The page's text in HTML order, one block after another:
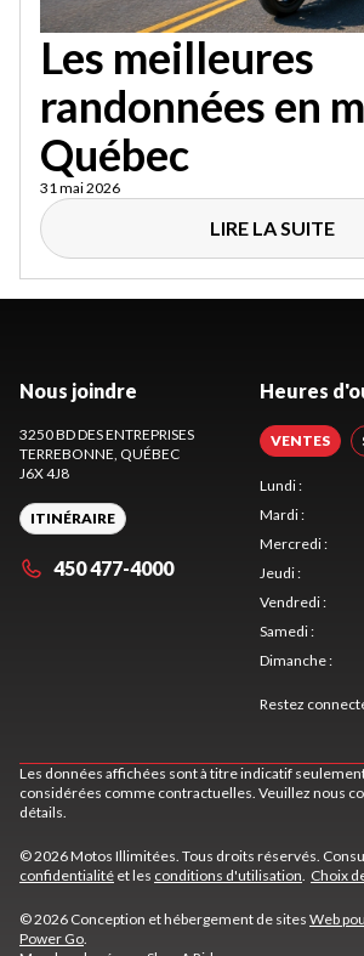
Les meilleures
randonnées en
Québec
31 mai 2026
LIRE LA SUITE
Nous joindre
3250 BD DES ENTREPRISES
TERREBONNE, QUÉBEC
J6X 4J8
ITINÉRAIRE
450 477-4000
Heures
VENTES
Lundi:
Mardi:
Mercredi:
Jeudi:
Vendredi:
Samedi:
Dimanche:
Restez
Les données affichées sont à titre indicatif
considérées comme contractuelles. Veuillez nous
détails.
© 2026 Motos Illimitées. Tous droits réservés.
confidentialité et les conditions d'utilisation. Choix
© 2026 Conception et hébergement de sites Web
Power Go.